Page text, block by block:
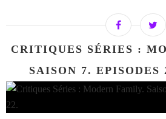
CRITIQUES SÉRIES :
SAISON 7. EPISODES